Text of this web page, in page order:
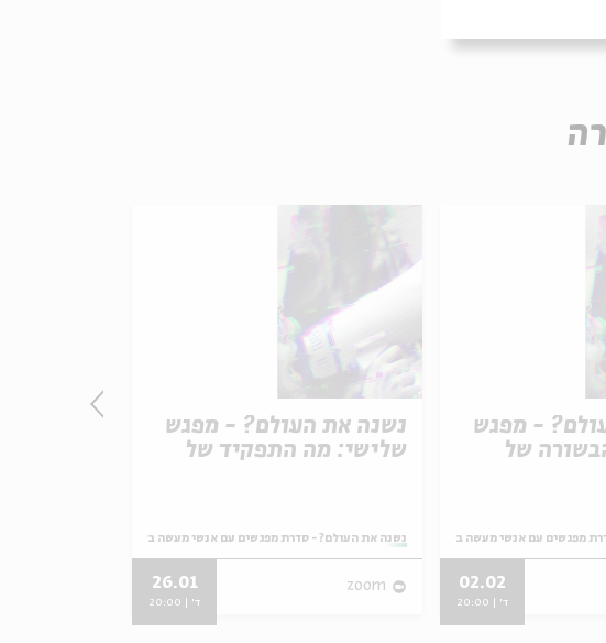
- מפגש
של
מפגשים עם אנשי מעשה בשדות חברתיים מגוונים
02.02
ד' | 20:00
נשנה את העולם? - מפגש
שלישי: מה התפקיד של
מתוך:
נשנה את העולם? - סדרת מפגשים עם אנשי מעשה בשדות חברתיים מגוונים
zoom
26.01
ד' | 20:00